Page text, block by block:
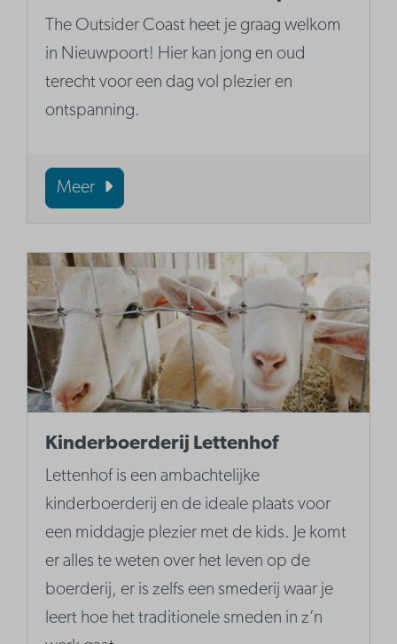
The Outsider Coast heet je graag welkom
in Nieuwpoort! Hier kan jong en oud
terecht voor een dag vol plezier en
ontspanning.
Meer
Kinderboerderij Lettenhof
Lettenhof is een ambachtelijke
kinderboerderij en de ideale plaats voor
een middagje plezier met de kids. Je komt
er alles te weten over het leven op de
boerderij, er is zelfs een smederij waar je
leert hoe het traditionele smeden in z’n